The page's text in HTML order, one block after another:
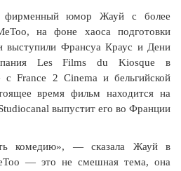
фирменный юмор Жауй с более
на фоне хаоса подготовки
выступили Франсуа Краус и Дени
Les Films du Kiosque в
с France 2 Cinema и бельгийской
время фильм находится на
выпустит его во Франции
комедию», — сказала Жауй в
— это не смешная тема, она